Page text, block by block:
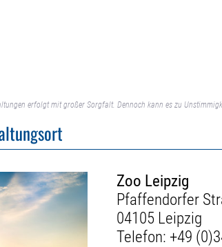
erfolgt mit großer Sorgfalt. Dennoch kann es zu
Zoo Leipzig
Pfaffendorfer
04105 Leipzig
Telefon: +49